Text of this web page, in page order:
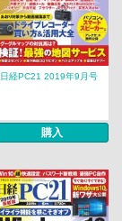
日経PC21 2019年9月号
購入